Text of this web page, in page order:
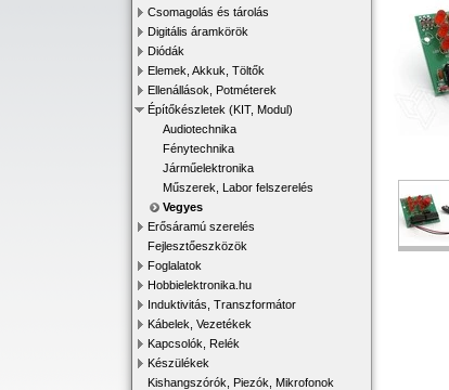
Csomagolás és tárolás
Digitális áramkörök
Diódák
Elemek, Akkuk, Töltők
Ellenállások, Potméterek
Építőkészletek (KIT, Modul)
Audiotechnika
Fénytechnika
Járműelektronika
Műszerek, Labor felszerelés
Vegyes
Erősáramú szerelés
Fejlesztőeszközök
Foglalatok
Hobbielektronika.hu
Induktivitás, Transzformátor
Kábelek, Vezetékek
Kapcsolók, Relék
Készülékek
Kishangszórók, Piezók, Mikrofonok